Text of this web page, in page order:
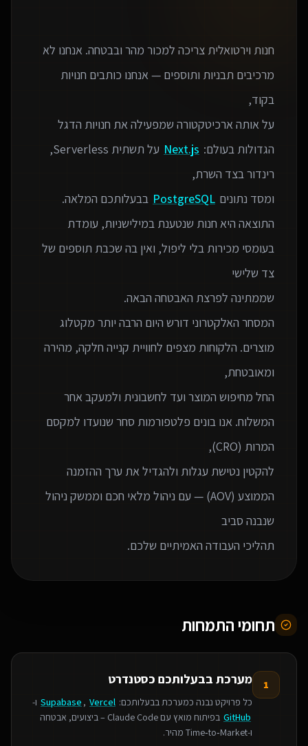
חנות וירטואלית צריכה למכור מהר ובבטחה. אנחנו לא
מרכיבים תבניות ותוספים — אנחנו כותבים חנויות
על אותה ארכיטקטורה שמפעילה את חנויות הדגל
הגדולות בעולם: Next.js
על תשתית Serverless,
ומסד נתונים PostgreSQL
התוצאה היא חנות שנטענת במילישניות, עומדת
בעומסי מכירות בלי ליפול, ואין בה שכבת תוספים של
המסחר האלקטרוני דורש היום הרבה יותר מקטלוג
מוצרים. הלקוחות מצפים לחוויית קנייה חלקה, מהירה
החל מחיפוש המוצר ועד לחשבונית ולמעקב אחר
המשלוח. אנו בונים פלטפורמות סחר שנועדו למקסם
להקטין נטישת עגלות ולהגדיל את ערך ההזמנה
הממוצע (AOV) — עם ניהול מלאי חכם וממשק ניהול
תהליכי העבודה האמיתיים שלכם.
תחומי התמחות
1 מערכת בבעלותכם כסטנדרט
כל פרויקט נבנה כמערכת בבעלותכם: Supabase , Vercel
ו-
GitHub
בפיתוח מואץ עם Claude Code – ביצועים, אבטחה
ו‑Time‑to‑Market מהיר.